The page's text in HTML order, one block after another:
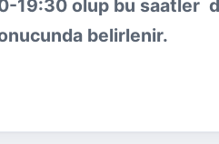
19:30 olup bu saatler
belirlenir.